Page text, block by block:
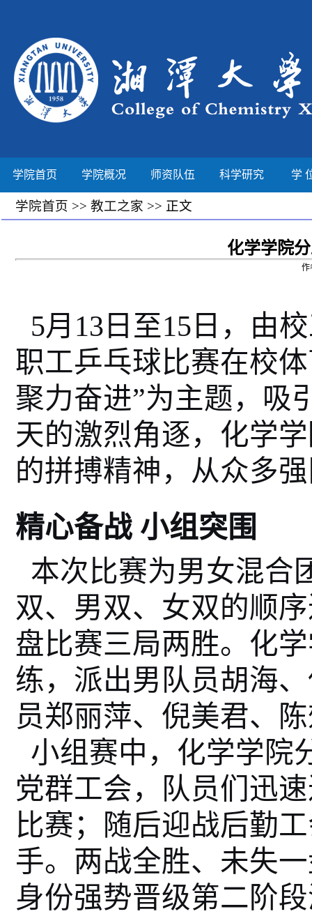
学院首页 学院概况 师资队伍 科学研究 学
学院首页 >> 教工之家 >> 正文
化学学院
作
5月13 日至15日 ，由
职工乒乓球比赛在校
聚力奋进”为主题，吸
天的激烈角逐，化学
的拼搏精神，从众多
精心备战 小组突围
本次比赛为男女混合
双、男双、女双的顺
盘比赛三局两胜。化
练，派出男队员胡海
员郑丽萍、倪美君、
小组赛中，化学学院
党群工会，队员们迅
比赛；随后迎战后勤
手。两战全胜、未失
身份强势晋级第二阶